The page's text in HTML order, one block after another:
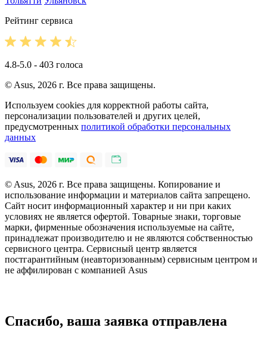
Рейтинг сервиса
4.8-5.0 - 403 голоса
© Asus, 2026 г. Все права защищены.
Используем cookies для корректной работы сайта,
персонализации пользователей и других целей,
предусмотренных политикой обработки персональных
данных
© Asus, 2026 г. Все права защищены. Копирование и
использование информации и материалов сайта запрещено.
Сайт носит информационный характер и ни при каких
условиях не является офертой. Товарные знаки, торговые
марки, фирменные обозначения используемые на сайте,
принадлежат производителю и не являются собственностью
сервисного центра. Сервисный центр является
постгарантийным (неавторизованным) сервисным центром и
не аффилирован с компанией Asus
Спасибо, ваша заявка отправлена